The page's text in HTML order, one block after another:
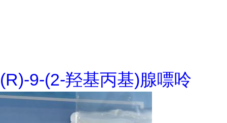
(R)-9-(2-羟基丙基)腺嘌呤